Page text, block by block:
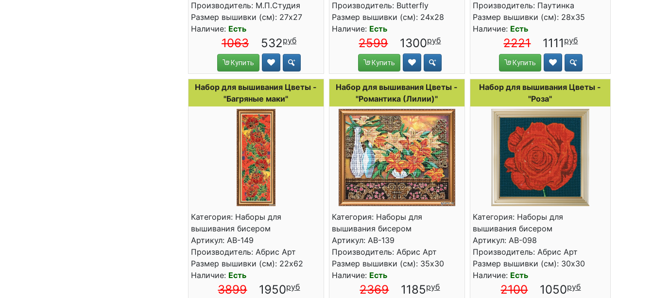
Производитель: М.П.Студия
Размер вышивки (см): 27x27
Наличие: Есть
1063 532
Купить
Производитель: Butterfly
Размер вышивки (см): 24x28
Наличие: Есть
2599 1300
Купить
Производитель: Паутинка
Размер вышивки (см): 28x35
Наличие: Есть
2221 1111
Купить
Набор для вышивания Цветы -
"Багряные маки"
Категория: Наборы для
вышивания бисером
Артикул: АВ-149
Производитель: Абрис Арт
Размер вышивки (см): 22x62
Наличие: Есть
3899 1950
Набор для вышивания Цветы -
"Романтика (Лилии)"
Категория: Наборы для
вышивания бисером
Артикул: АВ-139
Производитель: Абрис Арт
Размер вышивки (см): 35x30
Наличие: Есть
2369 1185
Набор для вышивания Цветы -
"Роза"
Категория: Наборы для
вышивания бисером
Артикул: АВ-098
Производитель: Абрис Арт
Размер вышивки (см): 30x30
Наличие: Есть
2100 1050